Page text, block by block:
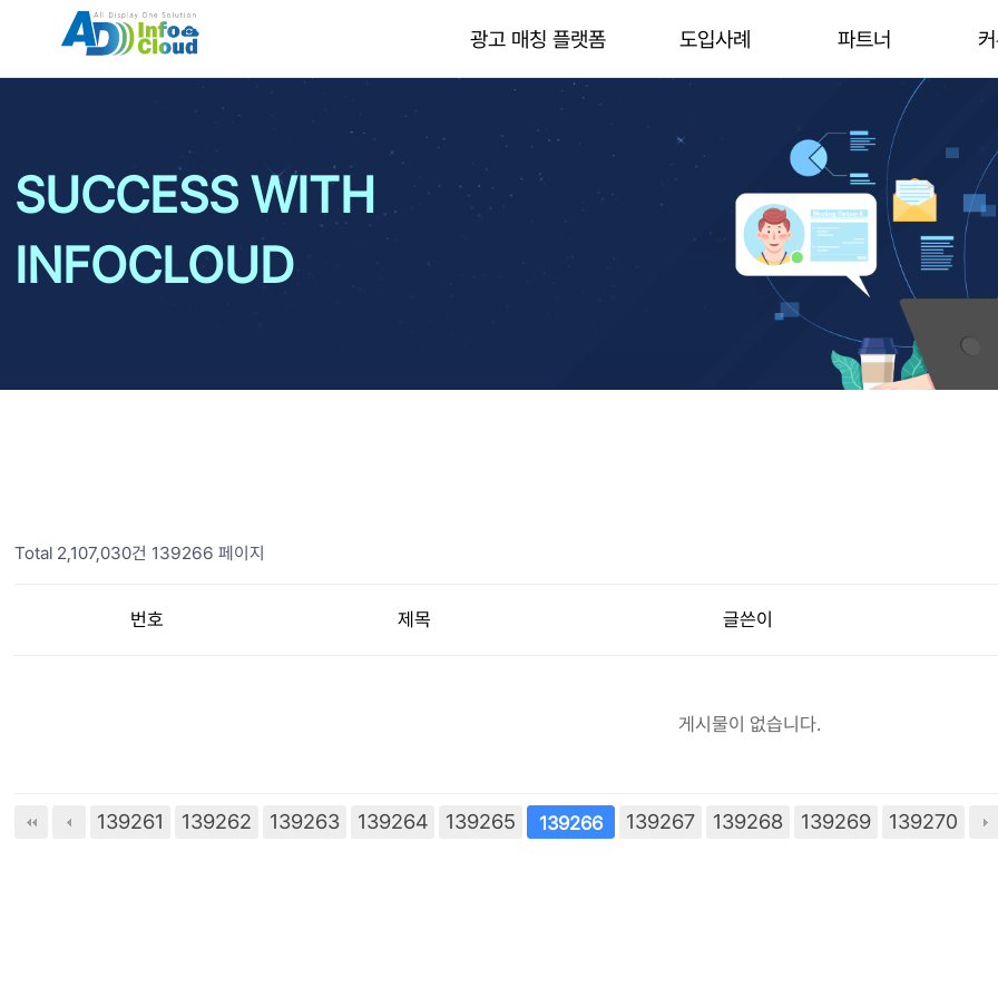
광고 매칭 플랫폼 도입사례 파트너
SUCCESS WITH
INFOCLOUD
Total 2,107,030건 139266 페이지
번호 제목 글쓴이
게시물이 없습니다.
139261 139262 139263 139264 139265 139266 139267 139268 139269 139270
다음 맨끝